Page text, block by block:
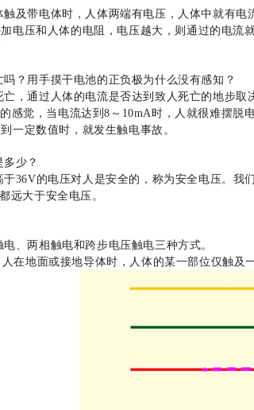
及带电体时，人体两端有电压，人体中就有电
电压和人体的电阻，电压越大，则通过的电
？用手摸干电池的正负极为什么没有感知？
，通过人体的电流是否达到致人死亡的地步取
感觉，当电流达到8～10mA时，人就很难摆
一定数值时，就发生触电事故。
少？
36V的电压对人是安全的，称为安全电压。我
远大于安全电压。
、两相触电和跨步电压触电三种方式。
在地面或接地导体时，人体的某一部位仅触及